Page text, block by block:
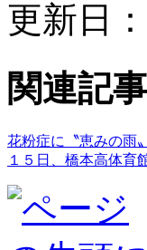
更新日
関連記事
花粉症に〝恵みの雨
１５日、橋本高体育